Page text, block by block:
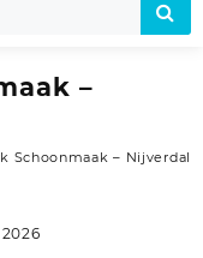
–
Schoonmaak – Nijverdal